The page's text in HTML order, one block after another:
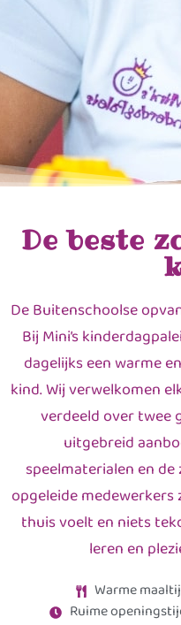
De beste
De Buitenschoolse
Bij Mini’s
dagelijks een warme
kind. Wij verwelkomen
verdeeld over twee
uitgebreid
speelmaterialen en
opgeleide
thuis voelt en niets
leren en
Warme
Ruime